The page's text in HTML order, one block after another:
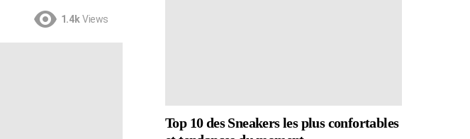
1.4k Views
Top 10 des Sneakers les plus confortables